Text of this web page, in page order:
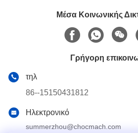
Μέσα Κοινωνικής
Γρήγορη
τηλ
86--15150431812
Ηλεκτρονικό
summerzhou@chocmach.com